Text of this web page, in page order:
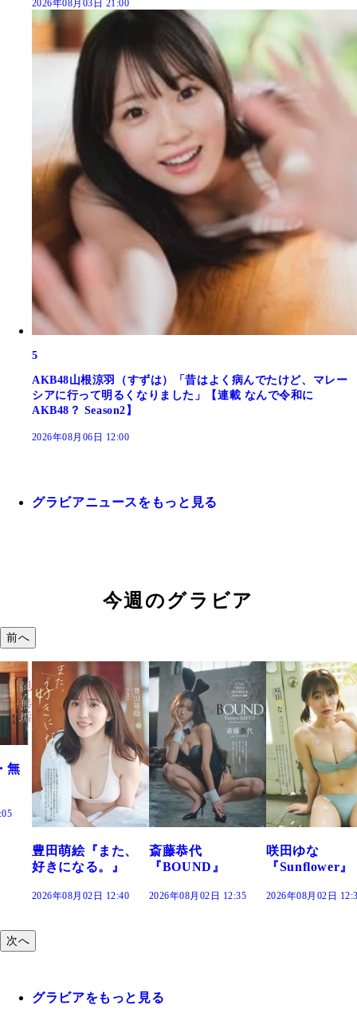
2026年08月03日 21:00
5
AKB48山根涼羽（すずは）「昔はよく病んでたけど、マレー
シアに行って明るくなりました」【連載 なんで令和に
AKB48？ Season2】
2026年08月06日 12:00
グラビアニュースをもっと見る
今週のグラビア
前へ
斎藤恭代
『BOUND』
2026年08月02日 12:35
咲田ゆな
『Sunflower』
2026年08月02日 12:30
藤水咲桜『花
だまり』
2026年08月02日
次へ
グラビアをもっと見る